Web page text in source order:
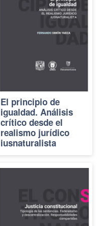
El principio de
igualdad. Análisis
crítico desde el
realismo jurídico
iusnaturalista